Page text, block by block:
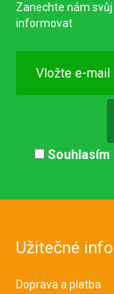
Zanechte nám
informovat
Souhlasím
Užitečné
Doprava a platba